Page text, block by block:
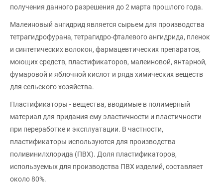
получения данного разрешения до 2 марта прошлого года.
Малеиновый ангидрид является сырьем для производства
тетрагидрофурана, тетрагидро-фталевого ангидрида, пленок
и синтетических волокон, фармацевтических препаратов,
моющих средств, пластификаторов, малеиновой, янтарной,
фумаровой и яблочной кислот и ряда химических веществ
для сельского хозяйства.
Пластификаторы - вещества, вводимые в полимерный
материал для придания ему эластичности и пластичности
при переработке и эксплуатации. В частности,
пластификаторы используются для производства
поливинилхлорида (ПВХ). Доля пластификаторов,
используемых для производства ПВХ изделий, составляет
около 80%.